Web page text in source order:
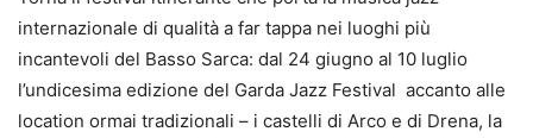
internazionale di qualità a far tappa nei luoghi più
incantevoli del Basso Sarca: dal 24 giugno al 10 luglio
l’undicesima edizione del Garda Jazz Festival accanto alle
location ormai tradizionali – i castelli di Arco e di Drena, la